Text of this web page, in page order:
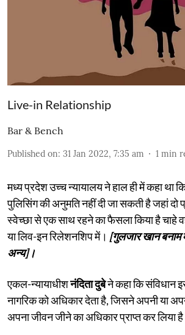
Live-in Relationship
Bar & Bench
Published on: 31 Jan 2022, 7:35 am 1 min
मध्य प्रदेश उच्च न्यायालय ने हाल ही में कहा था
पुलिसिंग की अनुमति नहीं दी जा सकती है जहां
स्वेच्छा से एक साथ रहने का फैसला किया है चाहे
या लिव-इन रिलेशनशिप में। [गुलजार खान बनाम
अन्य]।
एकल-न्यायाधीशनंदिता दुबेने कहा कि संविधान
नागरिक को अधिकार देता है, जिसने अपनी या
अपना जीवन जीने का अधिकार प्राप्त कर लिया